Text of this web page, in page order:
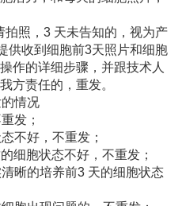
拍照，3 天未告知的，视为产
供收到细胞前3天照片和细胞
作的详细步骤，并跟技术人
方责任的，重发。
情况
发；
不好，不重发；
细胞状态不好，不重发；
晰的培养前3 天的细胞状态